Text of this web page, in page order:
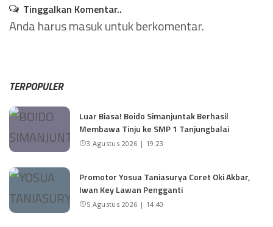
Tinggalkan Komentar..
Anda harusmasukuntuk berkomentar.
TERPOPULER
Luar Biasa! Boido Simanjuntak Berhasil
Membawa Tinju ke SMP 1 Tanjungbalai
3 Agustus 2026 | 19:23
Promotor Yosua Taniasurya Coret Oki Akbar,
Iwan Key Lawan Pengganti
5 Agustus 2026 | 14:40